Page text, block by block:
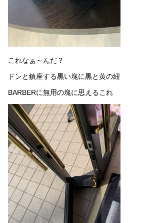
これなぁ～んだ？
ドンと鎮座する黒い塊に黒と黄の紐
BARBERに無用の塊に思えるこれ